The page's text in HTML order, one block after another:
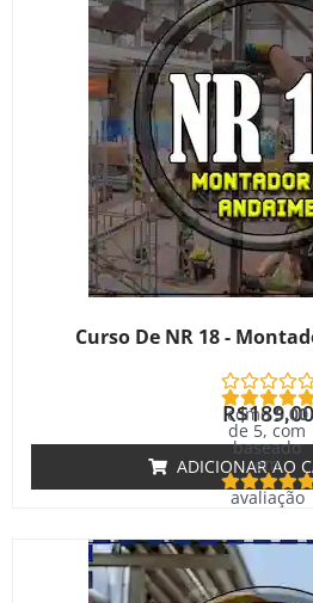
Curso De NR 18 -
como5.00
de 5, com
baseado
em
avaliação
de cliente
R$189,00
ADICIONAR AO